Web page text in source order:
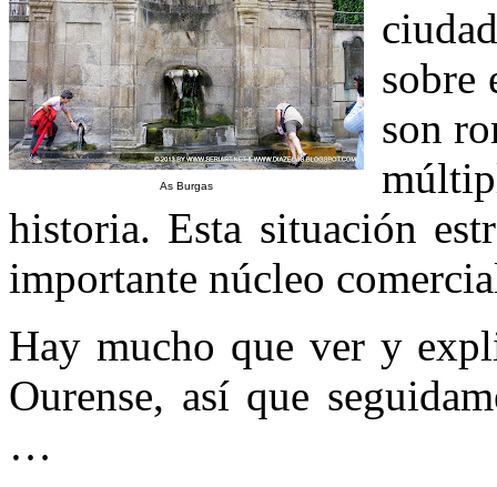
As Burgas
sobre
son
historia. Esta situación
importante núcleo
Hay mucho que ver y
Ourense, así que
…